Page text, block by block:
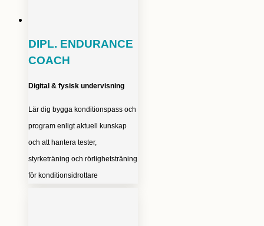
DIPL. ENDURANCE
COACH
Digital & fysisk undervisning
Lär dig bygga konditionspass och
program enligt aktuell kunskap
och att hantera tester,
styrketräning och rörlighetsträning
för konditionsidrottare